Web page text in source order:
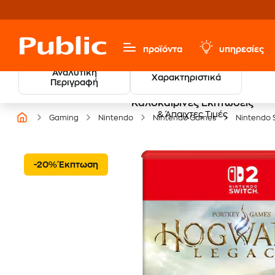
προϊόντα υπηρεσίες
Αναλυτική
Περιγραφή
Χαρακτηριστικά
Καλοκαιρινές Εκπτώσεις
& Άπαιχτες Τιμές
Gaming Nintendo Nintendo Games Nintendo
-20% Έκπτωση